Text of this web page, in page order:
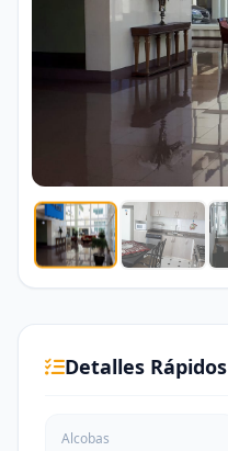
Detalles Rápidos
Alcobas